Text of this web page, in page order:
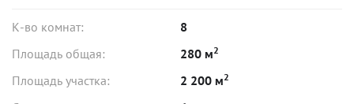
К-во комнат:
8
Площадь общая:
280 м2
Площадь участка: 2 200 м2